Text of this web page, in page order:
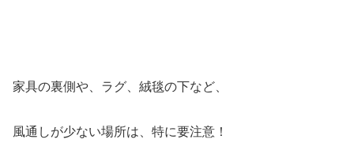
家具の裏側や、ラグ、絨毯の下など、
風通しが少ない場所は、特に要注意！